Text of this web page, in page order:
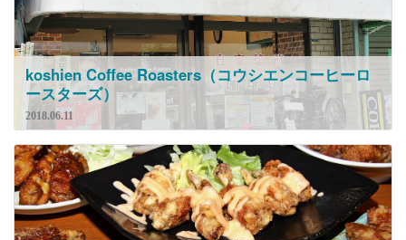
koshien Coffee Roasters（コウシエンコーヒーロ
ースターズ）
2018.06.11